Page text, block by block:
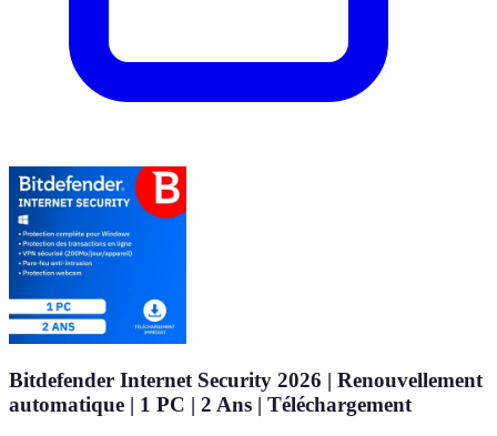
Bitdefender Internet Security 2026 | Renouvellement
automatique | 1 PC | 2 Ans | Téléchargement